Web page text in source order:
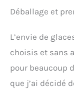
Déballage et
L’envie de
choisis et sans
pour beaucoup
que j’ai décidé